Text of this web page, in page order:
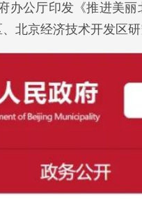
办公厅印发《推进美
北京经济技术开发区